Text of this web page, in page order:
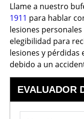
Llame a nuestro
1911 para hablar
lesiones
elegibilidad para
lesiones y pérdidas
debido a un
EVALUADOR